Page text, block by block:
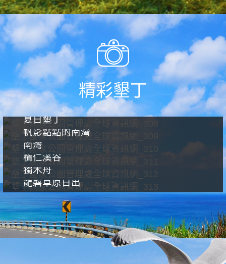
精彩墾丁
夏日墾丁
帆影點點的南灣
南灣
欖仁溪谷
獨木舟
龍磐草原日出